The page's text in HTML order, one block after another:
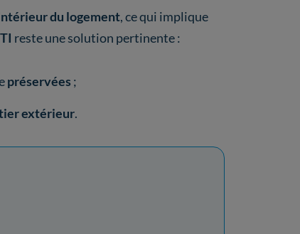
du logement,ce qui implique
reste une solution pertinente :
préservées ;
extérieur.